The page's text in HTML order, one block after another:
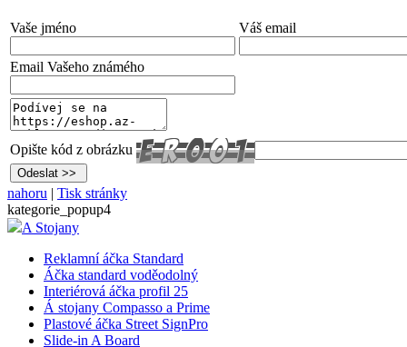
Vaše jméno Váš email
Email Vašeho známého
Opište kód z obrázku
nahoru | Tisk stránky
kategorie_popup4
A Stojany
Reklamní áčka Standard
Áčka standard voděodolný
Interiérová áčka profil 25
Á stojany Compasso a Prime
Plastové áčka Street SignPro
Slide-in A Board